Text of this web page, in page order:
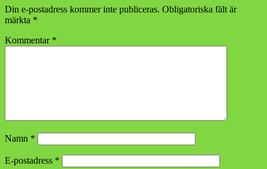
Din e-postadress kommer inte publiceras. Obligatoriska fält är
märkta *
Kommentar *
Namn *
E-postadress *